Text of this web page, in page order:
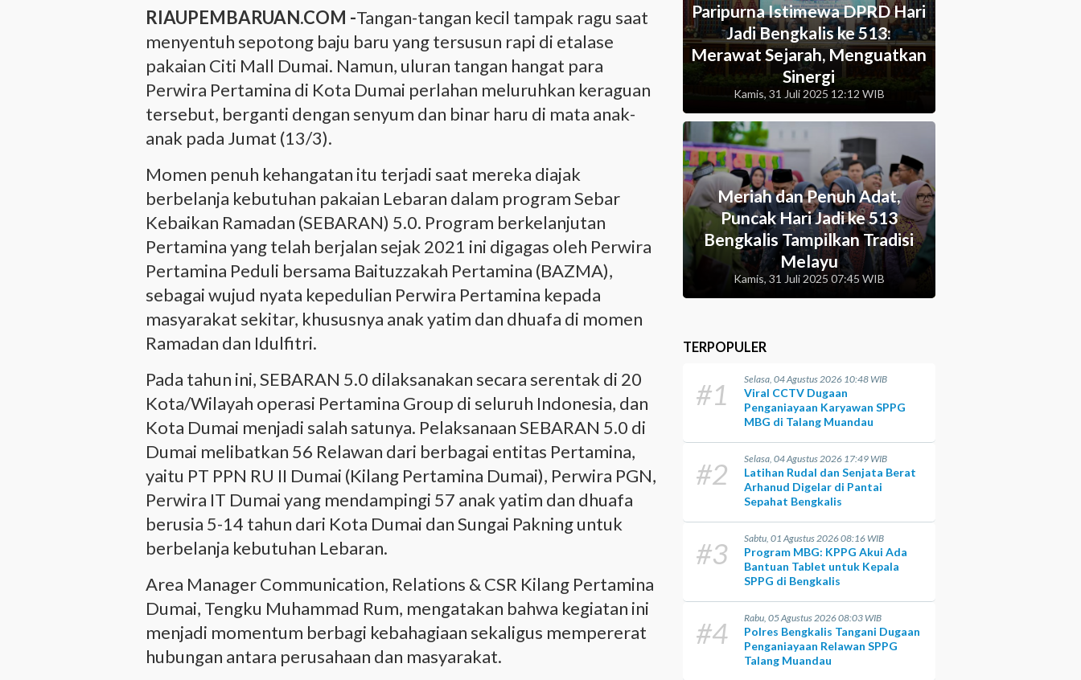
RIAUPEMBARUAN.COM -Tangan-tangan kecil tampak ragu saat
menyentuh sepotong baju baru yang tersusun rapi di etalase
pakaian Citi Mall Dumai. Namun, uluran tangan hangat para
Perwira Pertamina di Kota Dumai perlahan meluruhkan keraguan
tersebut, berganti dengan senyum dan binar haru di mata anak-
anak pada Jumat (13/3).
Momen penuh kehangatan itu terjadi saat mereka diajak
berbelanja kebutuhan pakaian Lebaran dalam program Sebar
Kebaikan Ramadan (SEBARAN) 5.0. Program berkelanjutan
Pertamina yang telah berjalan sejak 2021 ini digagas oleh Perwira
Pertamina Peduli bersama Baituzzakah Pertamina (BAZMA),
sebagai wujud nyata kepedulian Perwira Pertamina kepada
masyarakat sekitar, khususnya anak yatim dan dhuafa di momen
Ramadan dan Idulfitri.
Pada tahun ini, SEBARAN 5.0 dilaksanakan secara serentak di 20
Kota/Wilayah operasi Pertamina Group di seluruh Indonesia, dan
Kota Dumai menjadi salah satunya. Pelaksanaan SEBARAN 5.0 di
Dumai melibatkan 56 Relawan dari berbagai entitas Pertamina,
yaitu PT PPN RU II Dumai (Kilang Pertamina Dumai), Perwira PGN,
Perwira IT Dumai yang mendampingi 57 anak yatim dan dhuafa
berusia 5-14 tahun dari Kota Dumai dan Sungai Pakning untuk
berbelanja kebutuhan Lebaran.
Area Manager Communication, Relations & CSR Kilang Pertamina
Dumai, Tengku Muhammad Rum, mengatakan bahwa kegiatan ini
menjadi momentum berbagi kebahagiaan sekaligus mempererat
hubungan antara perusahaan dan masyarakat.
Paripurna Istimewa DPRD Hari
Jadi Bengkalis ke 513:
Merawat Sejarah, Menguatkan
Sinergi
Kamis, 31 Juli 2025 12:12 WIB
Meriah dan Penuh Adat,
Puncak Hari Jadi ke 513
Bengkalis Tampilkan Tradisi
Melayu
Kamis, 31 Juli 2025 07:45 WIB
TERPOPULER
#1 Selasa, 04 Agustus 2026 10:48 WIB
Viral CCTV Dugaan
Penganiayaan Karyawan SPPG
MBG di Talang Muandau
#2 Selasa, 04 Agustus 2026 17:49 WIB
Latihan Rudal dan Senjata Berat
Arhanud Digelar di Pantai
Sepahat Bengkalis
#3 Sabtu, 01 Agustus 2026 08:16 WIB
Program MBG: KPPG Akui Ada
Bantuan Tablet untuk Kepala
SPPG di Bengkalis
#4 Rabu, 05 Agustus 2026 08:03 WIB
Polres Bengkalis Tangani Dugaan
Penganiayaan Relawan SPPG
Talang Muandau